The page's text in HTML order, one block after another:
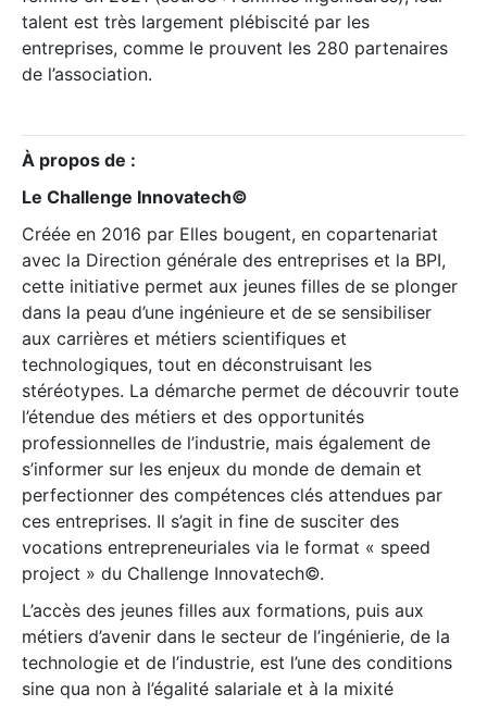
talent est très largement plébiscité par les
entreprises, comme le prouvent les 280 partenaires
de l’association.
À propos de :
Le Challenge Innovatech©
Créée en 2016 par Elles bougent, en copartenariat
avec la Direction générale des entreprises et la BPI,
cette initiative permet aux jeunes filles de se plonger
dans la peau d’une ingénieure et de se sensibiliser
aux carrières et métiers scientifiques et
technologiques, tout en déconstruisant les
stéréotypes. La démarche permet de découvrir toute
l’étendue des métiers et des opportunités
professionnelles de l’industrie, mais également de
s’informer sur les enjeux du monde de demain et
perfectionner des compétences clés attendues par
ces entreprises. Il s’agit in fine de susciter des
vocations entrepreneuriales via le format « speed
project » du Challenge Innovatech©.
L’accès des jeunes filles aux formations, puis aux
métiers d’avenir dans le secteur de l’ingénierie, de la
technologie et de l’industrie, est l’une des conditions
sine qua non à l’égalité salariale et à la mixité